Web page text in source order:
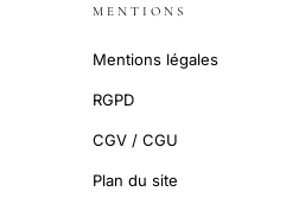
MENTIONS
Mentions légales
RGPD
CGV / CGU
Plan du site